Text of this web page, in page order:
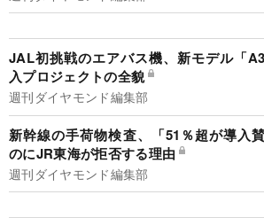
JAL初挑戦のエアバス機、新モデル「
入プロジェクトの全貌
週刊ダイヤモンド編集部
新幹線の手荷物検査、「51％超が導入
のにJR東海が拒否する理由
週刊ダイヤモンド編集部